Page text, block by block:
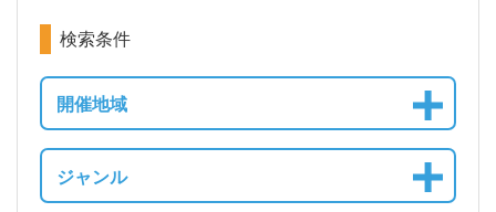
検索条件
開催地域
ジャンル